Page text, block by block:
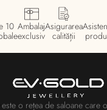
10 Ambalaj
exclusiv
Asigurarea
calității
o rețea de saloane care